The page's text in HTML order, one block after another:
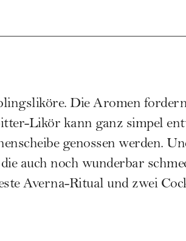
Die Aromen
Likör kann ganz simpel
genossen werden.
auch noch wunderbar
Averna-Ritual und zwei